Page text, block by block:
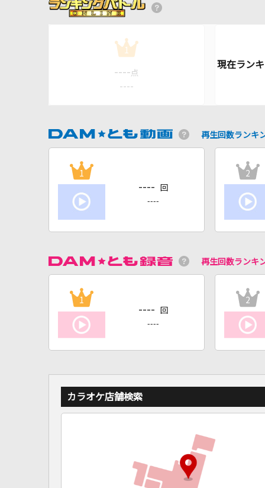
1
---- 点
----
再生回数ランキ
1
---- 回
----
2
再生回数ランキ
1
---- 回
----
2
カラオケ店舗検索